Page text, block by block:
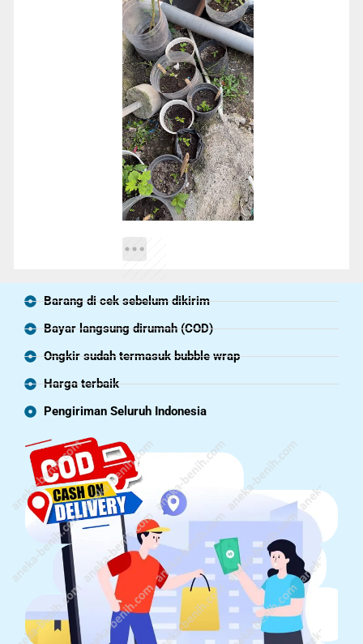
Barang di cek sebelum dikirim
Bayar langsung dirumah (COD)
Ongkir sudah termasuk bubble wrap
Harga terbaik
Pengiriman Seluruh Indonesia